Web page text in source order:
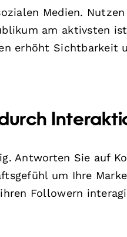
Medien.
am aktivsten
erhöht Sichtbarkeit
Antworten Sie auf
um Ihre
Followern